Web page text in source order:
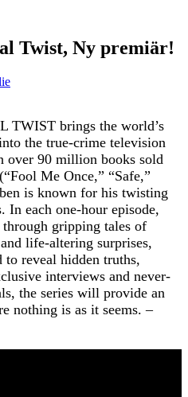
Twist, Ny premiär!
TWIST brings the world’s
the true-crime television
over 90 million books sold
Me Once,” “Safe,”
is known for his twisting
In each one-hour episode,
gripping tales of
life-altering surprises,
to reveal hidden truths,
interviews and never-
the series will provide an
nothing is as it seems. –